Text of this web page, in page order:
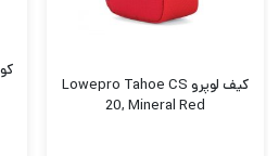
کیف لوپرو Lowepro Tahoe CS
20, Mineral Red